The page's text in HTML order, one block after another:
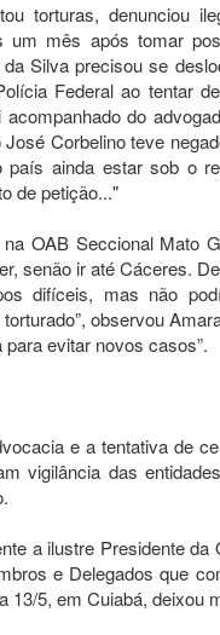
torturas, denunciou
um mês após tomar
Silva precisou se
Federal ao tentar
do
Corbelino teve
ainda estar sob o
de petição..."
OAB Seccional Mato
senão ir até Cáceres.
difíceis, mas não
observou
evitar novos casos”.
e a tentativa de
vigilância das
a ilustre Presidente
e Delegados que
13/5, em Cuiabá,